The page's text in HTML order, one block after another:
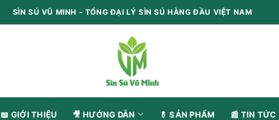
SÌN SÚ VŨ MINH - TỔNG ĐẠI LÝ SÌN SÚ HÀNG ĐẦU VIỆT NAM
📖 GIỚI THIỆU 🎥 HƯỚNG DẪN 💊 SẢN PHẨM 📰 TIN TỨC